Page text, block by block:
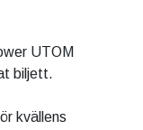
UTOM
biljett.
kvällens